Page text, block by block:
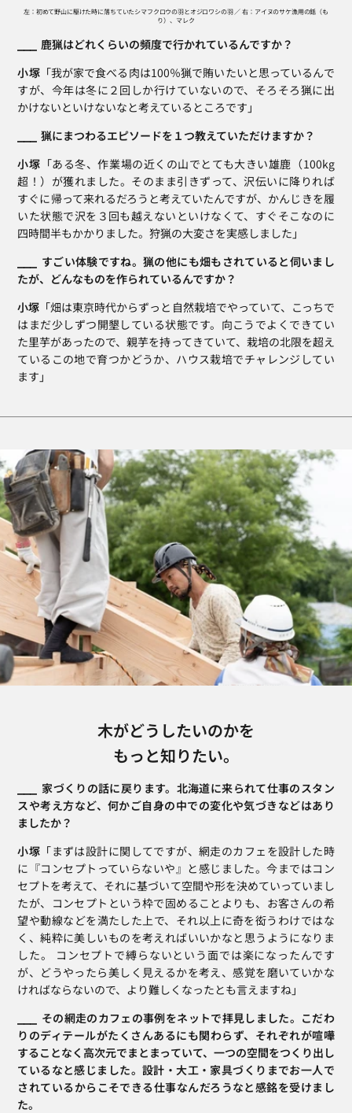
左：初めて野山に駆けた時に落ちていたシマフクロウの羽とオジロワシの羽 ／ 右：アイヌのサケ漁用の銛（も
り）、マレク
⎯⎯⎯  鹿猟はどれくらいの頻度で行かれているんですか？
小塚「我が家で食べる肉は100％猟で賄いたいと思っているんで
すが、今年は冬に２回しか行けていないので、そろそろ猟に出
かけないといけないなと考えているところです」
⎯⎯⎯  猟にまつわるエピソードを１つ教えていただけますか？
小塚 「ある冬、作業場の近くの山でとても大きい雄鹿（100kg
超！）が獲れました。そのまま引きずって、沢伝いに降りれば
すぐに帰って来れるだろうと考えていたんですが、かんじきを履
いた状態で沢を３回も越えないといけなくて、すぐそこなのに
四時間半もかかりました。狩猟の大変さを実感しました」
⎯⎯⎯  すごい体験ですね。猟の他にも畑もされていると伺いまし
たが、どんなものを作られているんですか？
小塚 「畑は東京時代からずっと自然栽培でやっていて、こっちで
はまだ少しずつ開墾している状態です。向こうでよくできてい
た里芋があったので、親芋を持ってきていて、栽培の北限を超え
ているこの地で育つかどうか、ハウス栽培でチャレンジしてい
ます」
木がどうしたいのかを
もっと知りたい。
⎯⎯⎯  家づくりの話に戻ります。北海道に来られて仕事のスタン
スや考え方など、何かご自身の中での変化や気づきなどはあり
ましたか？
小塚 「まずは設計に関してですが、網走のカフェを設計した時
に『コンセプトっていらないや』と感じました。今まではコン
セプトを考えて、それに基づいて空間や形を決めていっていまし
たが、コンセプトという枠で固めることよりも、お客さんの希
望や動線などを満たした上で、それ以上に奇を衒うわけではな
く、純粋に美しいものを考えればいいかなと思うようになりま
した。 コンセプトで縛らないという面では楽になったんです
が、どうやったら美しく見えるかを考え、感覚を磨いていかな
ければならないので、より難しくなったとも言えますね」
⎯⎯⎯  その網走のカフェの事例をネットで拝見しました。こだわ
りのディテールがたくさんあるにも関わらず、それぞれが喧嘩
することなく高次元でまとまっていて、一つの空間をつくり出し
ているなと感じました。設計・大工・家具づくりまでお一人で
されているからこそできる仕事なんだろうなと感銘を受けまし
た。